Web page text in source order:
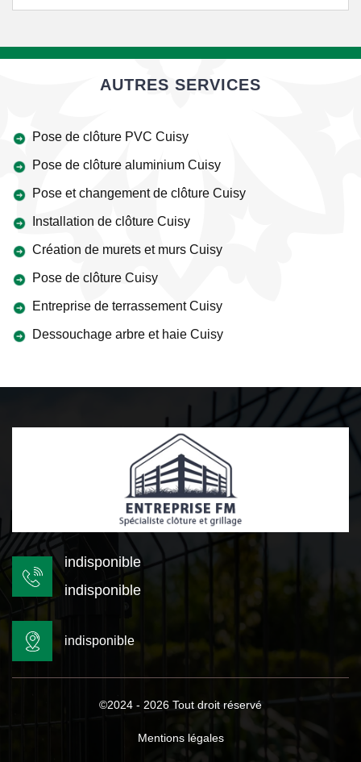
AUTRES SERVICES
Pose de clôture PVC Cuisy
Pose de clôture aluminium Cuisy
Pose et changement de clôture Cuisy
Installation de clôture Cuisy
Création de murets et murs Cuisy
Pose de clôture Cuisy
Entreprise de terrassement Cuisy
Dessouchage arbre et haie Cuisy
indisponible
indisponible
indisponible
©2024 - 2026 Tout droit réservé
Mentions légales